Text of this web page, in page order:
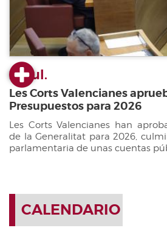
22 jul.
Les Corts Valencianes
Presupuestos para 2026
Les Corts Valencianes han
de la Generalitat para 2026,
parlamentaria de unas cuentas
CALENDARIO